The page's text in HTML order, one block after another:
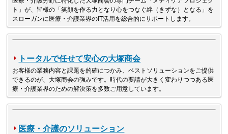
ト」が、皆様の「笑顔を作る力となり心をつなぐ絆（きずな）となる」を
スローガンに医療・介護業界のIT活用を総合的にサポートします。
トータルで任せて安心の大塚商会
お客様の業務内容と課題を的確につかみ、ベストソリューションをご提供
できるのが、大塚商会の強みです。時代の要請が大きく変わりつつある医
療・介護業界のための解決策を多数ご用意しています。
医療・介護のソリューション